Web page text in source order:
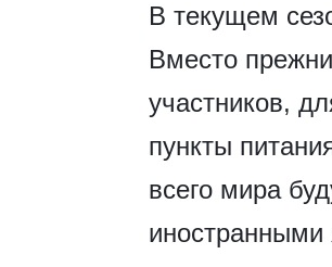
В текущем
Вместо
участников,
пункты
всего мира
иностранными